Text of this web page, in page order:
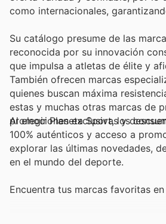
como internacionales,
Su catálogo presume de las
reconocida por su innovación
que impulsa a atletas de élite y
También ofrecen marcas
quienes buscan máxima
estas y muchas otras marcas de
promociones exclusivas y
Al elegir Planeta Sport, los
100% auténticos y acceso a
explorar las últimas novedades,
en el mundo del deporte.
Encuentra tus marcas favoritas